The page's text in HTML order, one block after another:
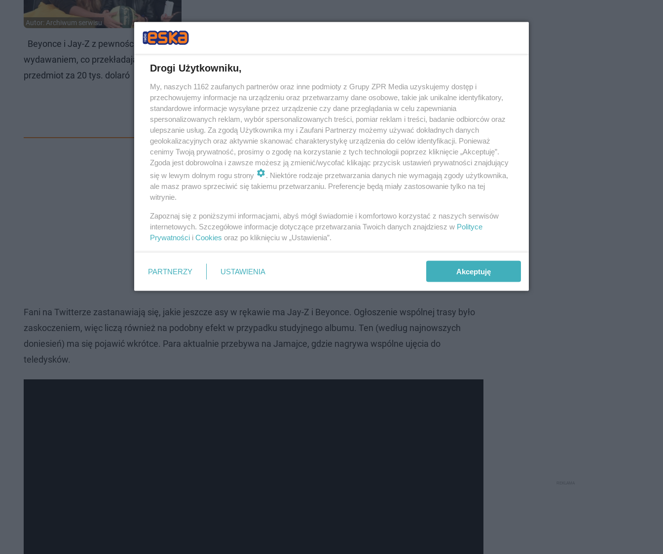
Autor: Archiwum serwisu
Beyonce i Jay-Z z pewnością nie mogą narzekać na brak pieniędzy. Słynna para nie ma też raczej problemu z ich
wydawaniem, co przekładają także na swoją córkę, Blue Ivy. Sześciolatka, którą rodzice zabrali na aukcję, licytowała
przedmiot za 20 tys. dolaró
Zobacz
Fani na Twitterze zastanawiają się, jakie jeszcze asy w rękawie ma Jay-Z i Beyonce. Ogłoszenie wspólnej trasy było
zaskoczeniem, więc liczą również na podobny efekt w przypadku studyjnego albumu. Ten (według najnowszych
doniesień) ma się pojawić wkrótce. Para aktualnie przebywa na Jamajce, gdzie nagrywa wspólne ujęcia do
teledysków.
Drogi Użytkowniku,
My, naszych 1162 zaufanych partnerów oraz inne podmioty z Grupy ZPR Media uzyskujemy dostęp i
przechowujemy informacje na urządzeniu oraz przetwarzamy dane osobowe, takie jak unikalne identyfikatory,
standardowe informacje wysyłane przez urządzenie czy dane przeglądania w celu zapewniania
spersonalizowanych reklam, wybór spersonalizowanych treści, pomiar reklam i treści, badanie odbiorców oraz
ulepszanie usług. Za zgodą Użytkownika my i Zaufani Partnerzy możemy używać dokładnych danych
geolokalizacyjnych oraz aktywnie skanować charakterystykę urządzenia do celów identyfikacji. Ponieważ
cenimy Twoją prywatność, prosimy o zgodę na korzystanie z tych technologii poprzez kliknięcie „Akceptuję”.
Zgoda jest dobrowolna i zawsze możesz ją zmienić/wycofać klikając przycisk ustawień prywatności znajdujący
się w lewym dolnym rogu strony
. Niektóre rodzaje przetwarzania danych nie wymagają zgody użytkownika,
ale masz prawo sprzeciwić się takiemu przetwarzaniu. Preferencje będą miały zastosowanie tylko na tej
witrynie.
Zapoznaj się z poniższymi informacjami, abyś mógł świadomie i komfortowo korzystać z naszych serwisów
internetowych. Szczegółowe informacje dotyczące przetwarzania Twoich danych znajdziesz w Polityce
Prywatności i Cookies oraz po kliknięciu w „Ustawienia”.
PARTNERZY USTAWIENIA Akceptuję